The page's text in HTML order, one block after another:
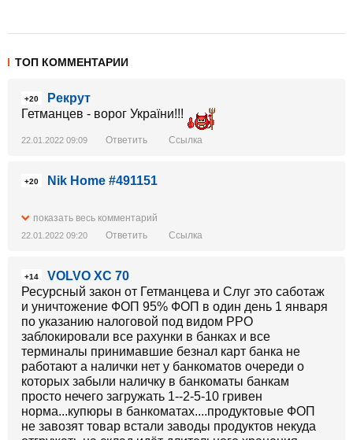
ТОП КОММЕНТАРИИ
+20
Рекрут
Гетманцев - ворог України!!!
22.01.2022 09:09 Ответить Ссылка
+20 Nik Home #491151
показать весь комментарий
22.01.2022 09:20 Ответить Ссылка
+14
VOLVO XC 70
Ресурсный закон от Гетманцева и Слуг это саботаж
и уничтожение ФОП 95% ФОП в один день 1 января
по указанию налоговой под видом РРО
заблокировали все рахунки в банках и все
терминалы принимавшие безнал карт банка не
работают а налички нет у банкоматов очереди о
которых забыли наличку в банкоматы банкам
просто нечего загружать 1--2-5-10 гривен
норма...купюры в банкоматах....продуктовые ФОП
не завозят товар встали заводы продуктов некуда